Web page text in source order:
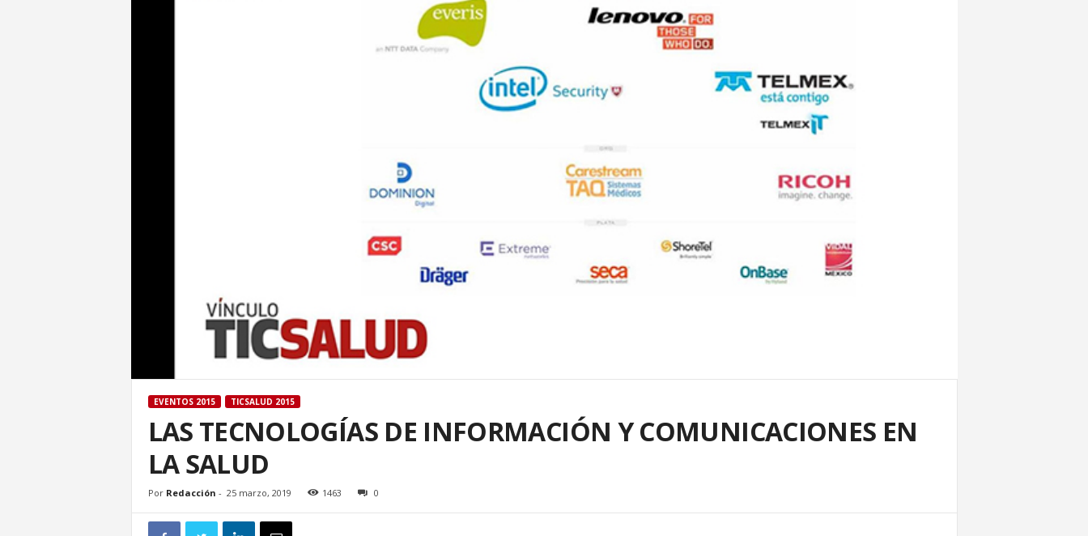
EVENTOS 2015 TICSALUD 2015
LAS TECNOLOGÍAS DE INFORMACIÓN Y COMUNICACIONES EN
LA SALUD
Por Redacción - 25 marzo, 2019 1463 0